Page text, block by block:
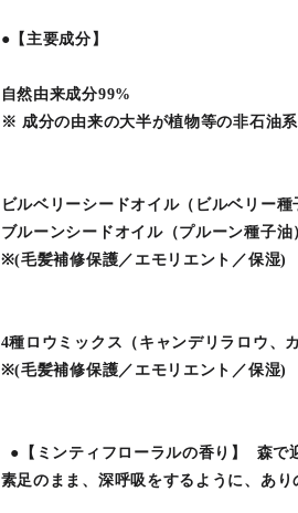
●【主要成分】
自然由来成分99%
※ 成分の由来の大半が植物等の非石油
ビルベリーシードオイル（ビルベリー
ブルーンシードオイル（プルーン種子油
※(毛髪補修保護／エモリエント／保湿)
4種ロウミックス（キャンデリラロウ、
※(毛髪補修保護／エモリエント／保湿)
●【ミンティフローラルの香り】 森で
素足のまま、深呼吸をするように、あり